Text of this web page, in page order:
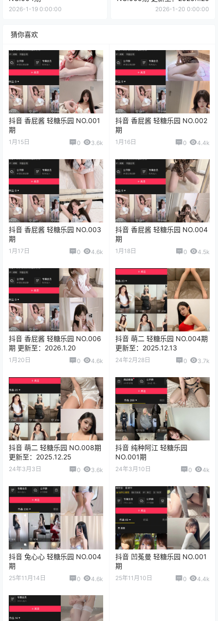
2026-1-19 0:00:00 2026-1-20 0:00:00
猜你喜欢
抖音 香屁酱 轻糖乐园 NO.001
期
1月15日 0 3.6k
抖音 香屁酱 轻糖乐园 NO.002
期
1月16日 0 4.4k
抖音 香屁酱 轻糖乐园 NO.003
期
1月17日 0 4.6k
抖音 香屁酱 轻糖乐园 NO.004
期
1月18日 0 4.5k
抖音 香屁酱 轻糖乐园 NO.006
期 更新至：2026.1.20
1月20日 0 4.6k
抖音 萌二 轻糖乐园 NO.004期
更新至：2025.12.13
24年2月28日 0 3.7k
抖音 萌二 轻糖乐园 NO.008期
更新至：2025.12.25
24年3月3日 0 3.6k
抖音 纯种阿江 轻糖乐园
NO.001期
24年3月10日 0 4k
抖音 兔心心 轻糖乐园 NO.004
期
25年11月14日 0 4.6k
抖音 凹菟曼 轻糖乐园 NO.001
期
25年11月10日 0 4.4k